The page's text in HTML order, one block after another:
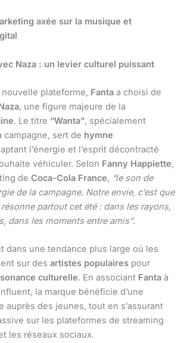
axée sur la musique et
Naza : un levier culturel puissant
nouvelle plateforme, Fanta a choisi de
, une figure majeure de la
. Le titre “Wanta”, spécialement
campagne, sert de hymne
l’énergie et l’esprit décontracté
véhiculer. Selon Fanny Happiette,
de Coca-Cola France, “le son de
de la campagne. Notre envie, c’est que
partout cet été : dans les rayons,
dans les moments entre amis”.
dans une tendance plus large où les
sur des artistes populaires pour
culturelle. En associant Fanta à
la marque bénéficie d’une
auprès des jeunes, tout en s’assurant
sur les plateformes de streaming
les réseaux sociaux.